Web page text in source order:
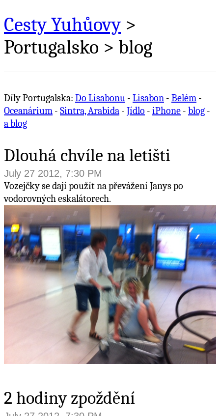
Cesty Yuhůovy>
Portugalsko > blog
Díly Portugalska: Do Lisabonu - Lisabon - Belém -
Oceanárium - Sintra, Arabida - Jídlo - iPhone - blog -
a blog
Dlouhá chvíle na letišti
July 27 2012, 7:30 PM
Vozejčky se dají použít na převážení Janys po
vodorovných eskalátorech.
2 hodiny zpoždění